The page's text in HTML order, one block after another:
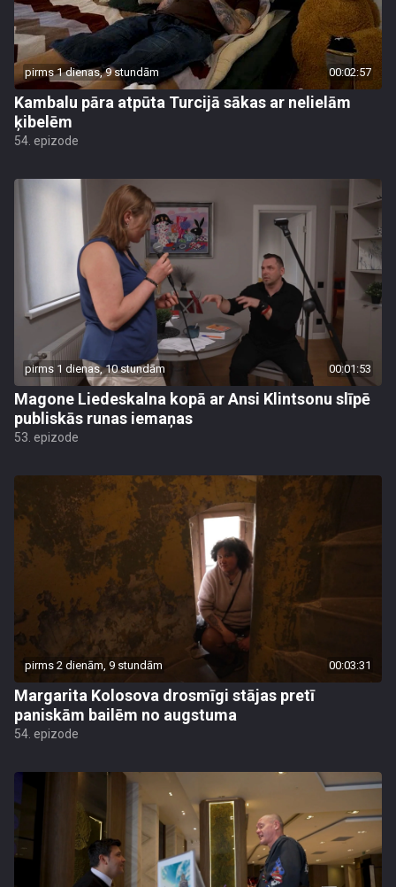
pirms 1 dienas, 9 stundām 00:02:57
Kambalu pāra atpūta Turcijā sākas ar nelielām
ķibelēm
54. epizode
pirms 1 dienas, 10 stundām 00:01:53
Magone Liedeskalna kopā ar Ansi Klintsonu slīpē
publiskās runas iemaņas
53. epizode
pirms 2 dienām, 9 stundām 00:03:31
Margarita Kolosova drosmīgi stājas pretī
paniskām bailēm no augstuma
54. epizode